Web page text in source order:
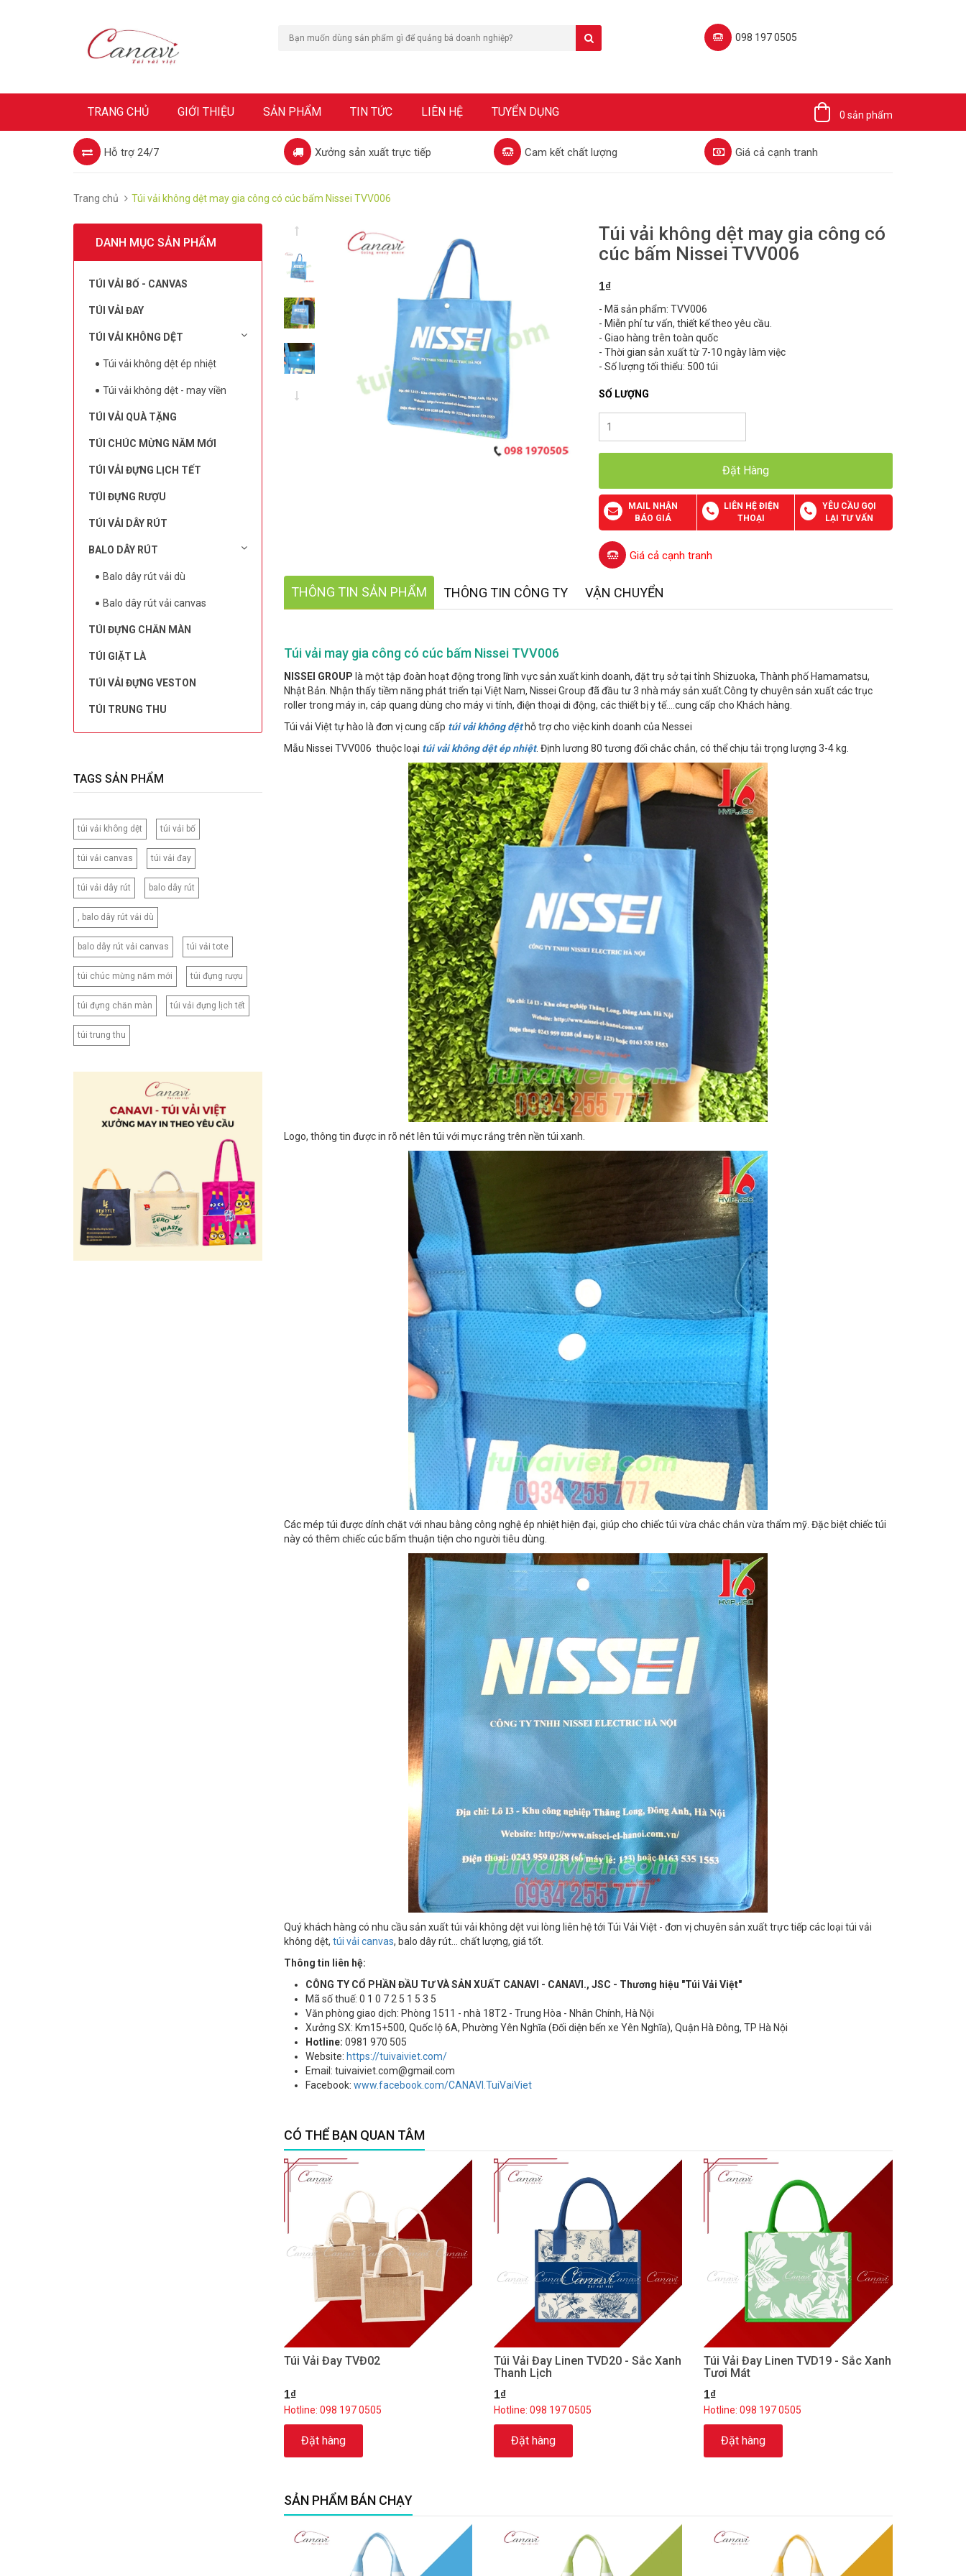
098 197 0505‬
TRANG CHỦ GIỚI THIỆU SẢN PHẨM TIN TỨC LIÊN HỆ TUYỂN DỤNG 0 sản phẩm
Hỗ trợ 24/7 Xưởng sản xuất trực tiếp Cam kết chất lượng Giá cả cạnh tranh
Trang chủ Túi vải không dệt may gia công có cúc bấm Nissei TVV006
DANH MỤC SẢN PHẨM
TÚI VẢI BỐ - CANVAS
TÚI VẢI ĐAY
TÚI VẢI KHÔNG DỆT
Túi vải không dệt ép nhiệt
Túi vải không dệt - may viền
TÚI VẢI QUÀ TẶNG
TÚI CHÚC MỪNG NĂM MỚI
TÚI VẢI ĐỰNG LỊCH TẾT
TÚI ĐỰNG RƯỢU
TÚI VẢI DÂY RÚT
BALO DÂY RÚT
Balo dây rút vải dù
Balo dây rút vải canvas
TÚI ĐỰNG CHĂN MÀN
TÚI GIẶT LÀ
TÚI VẢI ĐỰNG VESTON
TÚI TRUNG THU
TAGS SẢN PHẨM
túi vải không dệt túi vải bố
túi vải canvas túi vải đay
túi vải dây rút balo dây rút
, balo dây rút vải dù
balo dây rút vải canvas túi vải tote
túi chúc mừng năm mới túi đựng rượu
túi đựng chăn màn túi vải đựng lịch tết
túi trung thu
Túi vải không dệt may gia công có
cúc bấm Nissei TVV006
1₫
- Mã sản phẩm: TVV006
- Miễn phí tư vấn, thiết kế theo yêu cầu.
- Giao hàng trên toàn quốc
- Thời gian sản xuất từ 7-10 ngày làm việc
- Số lượng tối thiểu: 500 túi
SỐ LƯỢNG
Đặt Hàng
MAIL NHẬN
BÁO GIÁ
LIÊN HỆ ĐIỆN
THOẠI
YÊU CẦU GỌI
LẠI TƯ VẤN
Giá cả cạnh tranh
THÔNG TIN SẢN PHẨM THÔNG TIN CÔNG TY VẬN CHUYỂN
Túi vải may gia công có cúc bấm Nissei TVV006
NISSEI GROUP là một tập đoàn hoạt động trong lĩnh vực sản xuất kinh doanh, đặt trụ sở tại tỉnh Shizuoka, Thành phố Hamamatsu,
Nhật Bản. Nhận thấy tiềm năng phát triển tại Việt Nam, Nissei Group đã đầu tư 3 nhà máy sản xuất.Công ty chuyên sản xuất các trục
roller trong máy in, cáp quang dùng cho máy vi tính, điện thoại di động, các thiết bị y tế....cung cấp cho Khách hàng.
Túi vải Việt tự hào là đơn vị cung cấp túi vải không dệthỗ trợ cho việc kinh doanh của Nessei
Mẫu Nissei TVV006 thuộc loại túi vải không dệt ép nhiệt. Định lương 80 tương đối chắc chắn, có thể chịu tải trọng lượng 3-4 kg.
Logo, thông tin được in rõ nét lên túi với mực rắng trên nền túi xanh.
Các mép túi được dính chặt với nhau bằng công nghệ ép nhiệt hiện đại, giúp cho chiếc túi vừa chắc chắn vừa thẩm mỹ. Đặc biệt chiếc túi
này có thêm chiếc cúc bấm thuận tiện cho người tiêu dùng.
Quý khách hàng có nhu cầu sản xuất túi vải không dệt vui lòng liên hệ tới Túi Vải Việt - đơn vị chuyên sản xuất trực tiếp các loại túi vải
không dệt, túi vải canvas, balo dây rút... chất lượng, giá tốt.
Thông tin liên hệ:
CÔNG TY CỔ PHẦN ĐẦU TƯ VÀ SẢN XUẤT CANAVI - CANAVI., JSC - Thương hiệu "Túi Vải Việt"
Mã số thuế: 0 1 0 7 2 5 1 5 3 5
Văn phòng giao dịch: Phòng 1511 - nhà 18T2 - Trung Hòa - Nhân Chính, Hà Nội
Xưởng SX: Km15+500, Quốc lộ 6A, Phường Yên Nghĩa (Đối diện bến xe Yên Nghĩa), Quận Hà Đông, TP Hà Nội
Hotline: 0981 970 505
Website: https://tuivaiviet.com/
Email: tuivaiviet.com@gmail.com
Facebook: www.facebook.com/CANAVI.TuiVaiViet
CÓ THỂ BẠN QUAN TÂM
Túi Vải Đay TVĐ02
1₫
Hotline: 098 197 0505
Đặt hàng
Túi Vải Đay Linen TVD20 - Sắc Xanh
Thanh Lịch
1₫
Hotline: 098 197 0505
Đặt hàng
Túi Vải Đay Linen TVD19 - Sắc Xanh
Tươi Mát
1₫
Hotline: 098 197 0505
Đặt hàng
SẢN PHẨM BÁN CHẠY